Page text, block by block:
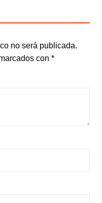
no será publicada.
con *